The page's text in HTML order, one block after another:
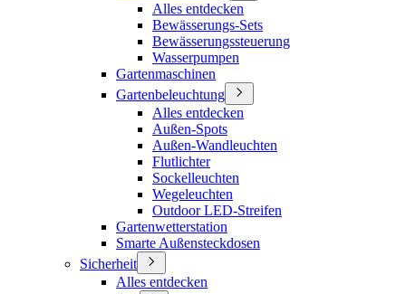
Alles entdecken
Bewässerungs-Sets
Bewässerungssteuerung
Wasserpumpen
Gartenmaschinen
Gartenbeleuchtung
Alles entdecken
Außen-Spots
Außen-Wandleuchten
Flutlichter
Sockelleuchten
Wegeleuchten
Outdoor LED-Streifen
Gartenwetterstation
Smarte Außensteckdosen
Sicherheit
Alles entdecken